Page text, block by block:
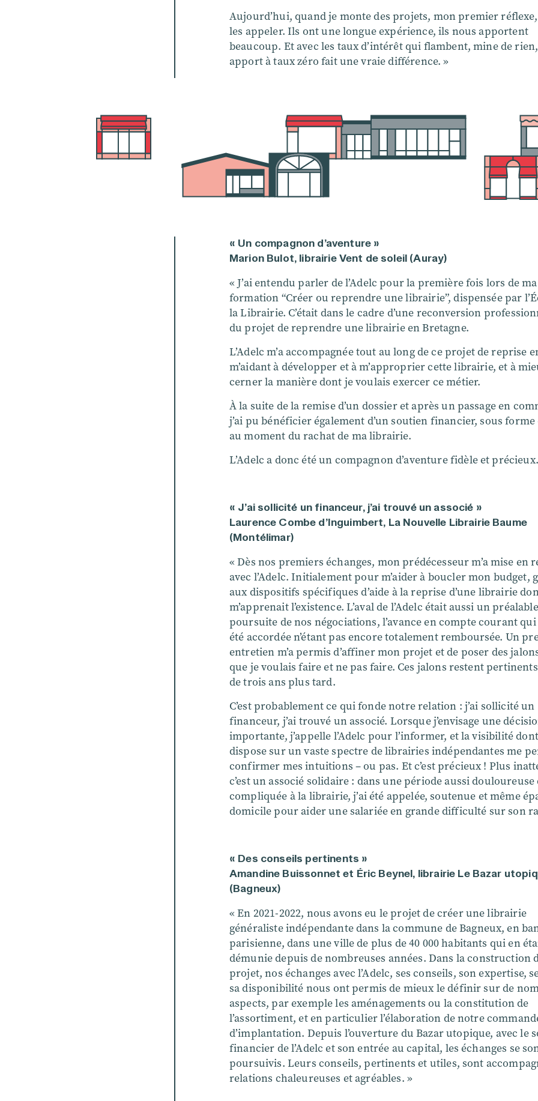
Aujourd’hui, quand je monte des projets, mon premier réflexe,
les appeler. Ils ont une longue expérience, ils nous apportent
beaucoup. Et avec les taux d’intérêt qui flambent, mine de
apport à taux zéro fait une vraie différence. »
« Un compagnon d’aventure »
Marion Bulot, librairie Vent de soleil (Auray)
« J’ai entendu parler de l’Adelc pour la première fois lors de ma
formation “Créer ou reprendre une librairie”, dispensée par
la Librairie. C’était dans le cadre d’une reconversion
du projet de reprendre une librairie en Bretagne.
L’Adelc m’a accompagnée tout au long de ce projet de reprise
m’aidant à développer et à m’approprier cette librairie, et à
cerner la manière dont je voulais exercer ce métier.
À la suite de la remise d’un dossier et après un passage en
j’ai pu bénéficier également d’un soutien financier, sous
au moment du rachat de ma librairie.
L’Adelc a donc été un compagnon d’aventure fidèle et
« J’ai sollicité un financeur, j’ai trouvé un associé »
Laurence Combe d’Inguimbert, La Nouvelle Librairie Baume
(Montélimar)
« Dès nos premiers échanges, mon prédécesseur m’a mise en
avec l’Adelc. Initialement pour m’aider à boucler mon budget,
aux dispositifs spécifiques d’aide à la reprise d’une librairie
m’apprenait l’existence. L’aval de l’Adelc était aussi un
poursuite de nos négociations, l’avance en compte courant
été accordée n’étant pas encore totalement remboursée. Un
entretien m’a permis d’affiner mon projet et de poser des
que je voulais faire et ne pas faire. Ces jalons restent
de trois ans plus tard.
C’est probablement ce qui fonde notre relation : j’ai sollicité un
financeur, j’ai trouvé un associé. Lorsque j’envisage une
importante, j’appelle l’Adelc pour l’informer, et la visibilité
dispose sur un vaste spectre de librairies indépendantes me
confirmer mes intuitions – ou pas. Et c’est précieux ! Plus
c’est un associé solidaire : dans une période aussi douloureuse
compliquée à la librairie, j’ai été appelée, soutenue et même
domicile pour aider une salariée en grande difficulté sur son
« Des conseils pertinents »
Amandine Buissonnet et Éric Beynel, librairie Le Bazar
(Bagneux)
« En 2021-2022, nous avons eu le projet de créer une librairie
généraliste indépendante dans la commune de Bagneux, en
parisienne, dans une ville de plus de 40 000 habitants qui en
démunie depuis de nombreuses années. Dans la construction
projet, nos échanges avec l’Adelc, ses conseils, son expertise,
sa disponibilité nous ont permis de mieux le définir sur de
aspects, par exemple les aménagements ou la constitution de
l’assortiment, et en particulier l’élaboration de notre
d’implantation. Depuis l’ouverture du Bazar utopique, avec le
financier de l’Adelc et son entrée au capital, les échanges se
poursuivis. Leurs conseils, pertinents et utiles, sont
relations chaleureuses et agréables. »